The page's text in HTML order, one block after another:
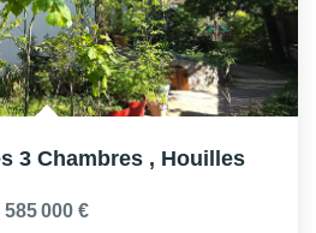
3 Chambres , Houilles
585 000 €